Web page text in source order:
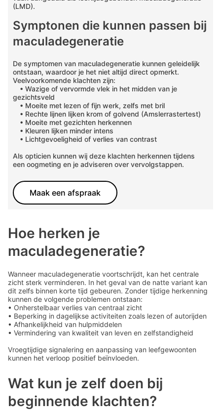
(LMD).
Symptonen die kunnen passen bij
maculadegeneratie
De symptomen van maculadegeneratie kunnen geleidelijk
ontstaan, waardoor je het niet altijd direct opmerkt.
Veelvoorkomende klachten zijn:
• Wazige of vervormde vlek in het midden van je
gezichtsveld
• Moeite met lezen of fijn werk, zelfs met bril
• Rechte lijnen lijken krom of golvend (Amslerrastertest)
• Moeite met gezichten herkennen
• Kleuren lijken minder intens
• Lichtgevoeligheid of verlies van contrast
Als opticien kunnen wij deze klachten herkennen tijdens
een oogmeting en je adviseren over vervolgstappen.
Maak een afspraak
Hoe herken je
maculadegeneratie?
Wanneer maculadegeneratie voortschrijdt, kan het centrale
zicht sterk verminderen. In het geval van de natte variant kan
dit zelfs binnen korte tijd gebeuren. Zonder tijdige herkenning
kunnen de volgende problemen ontstaan:
• Onherstelbaar verlies van centraal zicht
• Beperking in dagelijkse activiteiten zoals lezen of autorijden
• Afhankelijkheid van hulpmiddelen
• Vermindering van kwaliteit van leven en zelfstandigheid
Vroegtijdige signalering en aanpassing van leefgewoonten
kunnen het verloop positief beïnvloeden.
Wat kun je zelf doen bij
beginnende klachten?